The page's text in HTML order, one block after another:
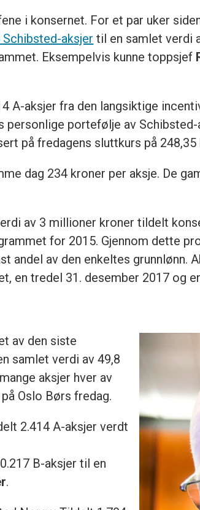
i konsernet. For et par uker
Schibsted-aksjer til en samlet verdi
Eksempelvis kunne toppsjef
A-aksjer fra den langsiktige
personlige portefølje av
på fredagens sluttkurs på 248,35
dag 234 kroner per aksje. De
av 3 millioner kroner tildelt
for 2015. Gjennom dette
andel av den enkeltes grunnlønn.
en tredel 31. desember 2017 og
av den siste
samlet verdi av 49,8
aksjer hver av
Oslo Børs fredag.
2.414 A-aksjer verdt
B-aksjer til en
.